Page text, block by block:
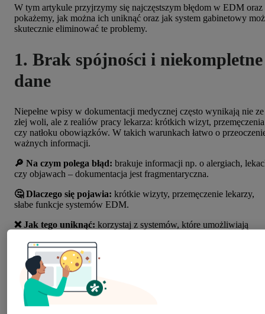
W tym artykule przyjrzymy się najczęstszym błędom w EDM oraz
pokażemy, jak można ich uniknąć oraz jak system gabinetowy
skutecznie eliminować te problemy.
1. Brak spójności i niekompletne
dane
Niepełne wpisy w dokumentacji medycznej często wynikają nie ze
złej woli, ale z realiów pracy lekarza: krótkich wizyt, przemęczenia
czy natłoku obowiązków. W takich warunkach łatwo o
ważnych informacji.
🔎 Na czym polega błąd: brakuje informacji np. o alergiach,
czy objawach – dokumentacja jest fragmentaryczna.
🤔 Dlaczego się pojawia: krótkie wizyty, przemęczenie lekarzy,
słabe funkcje systemów EDM.
❌ Jak tego uniknąć: korzystaj z systemów, które umożliwiają
wspierają lekarzy np. asystentem głosowym.
Przykład:SystemMyDr EDM
historii pacjenta w jednym miejscu oraz oferuje
Wizyty
, który tworzone notatki na podstawie rozmowy z pacjentem,
co minimalizuje ryzyko pominięcia istotnych informacji oraz
znacząco odciąża lekarza w codziennej pracy.